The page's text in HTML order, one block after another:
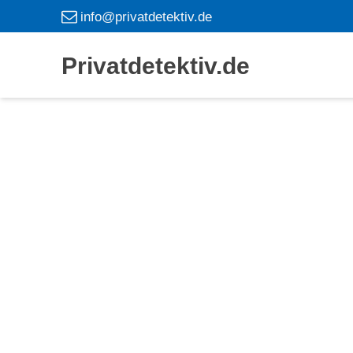
info@privatdetektiv.de
Privatdetektiv.de